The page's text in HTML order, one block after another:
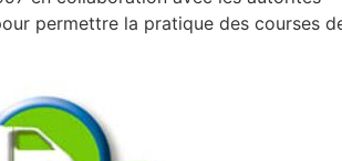
permettre la pratique des courses